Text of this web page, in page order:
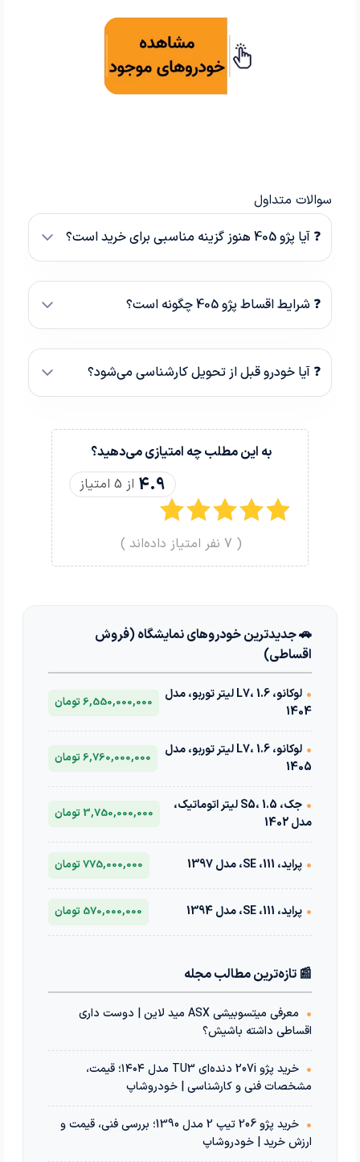
سوالات متداول
❓ آیا پژو 405 هنوز گزینه مناسبی برای خرید است؟
❓ شرایط اقساط پژو 405 چگونه است؟
❓ آیا خودرو قبل از تحویل کارشناسی می‌شود؟
به این مطلب چه امتیازی می‌دهید؟
4.9 از 5 امتیاز
(
7 نفر امتیاز داده‌اند )
🚗 جدیدترین خودروهای نمایشگاه (فروش
اقساطی)
•
لوکانو، L7، 1.6 لیتر توربو، مدل
1404
6,550,000,000 تومان
•
لوکانو، L7، 1.6 لیتر توربو، مدل
1405
6,760,000,000 تومان
•
جک، S5، 1.5 لیتر اتوماتیک،
مدل 1402
3,750,000,000 تومان
• پراید، 111، SE، مدل 1397 775,000,000 تومان
• پراید، 111، SE، مدل 1394 570,000,000 تومان
📰 تازه‌ترین مطالب مجله
•
معرفی میتسوبیشی ASX مید لاین | دوست داری
اقساطی داشته باشیش؟
•
خرید پژو 207i دنده‌ای TU3 مدل ۱۴۰۴؛ قیمت،
مشخصات فنی و کارشناسی | خودروشاپ
•
خرید پژو 206 تیپ 2 مدل 1390؛ بررسی فنی، قیمت و
ارزش خرید | خودروشاپ